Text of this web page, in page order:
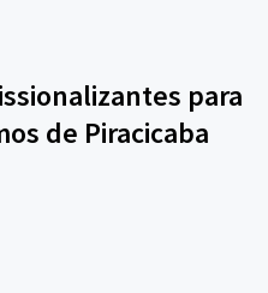
para
de Piracicaba